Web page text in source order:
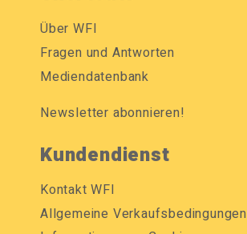
Über WFI
Fragen und Antworten
Mediendatenbank
Newsletter abonnieren!
Kundendienst
Kontakt WFI
Allgemeine Verkaufsbedingungen